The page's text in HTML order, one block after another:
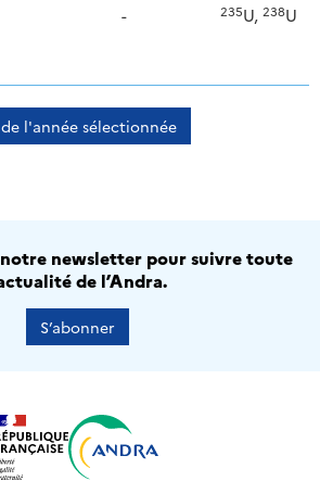
- 235U, 238U
l'année sélectionnée
newsletter pour suivre toute
de l’Andra.
S’abonner